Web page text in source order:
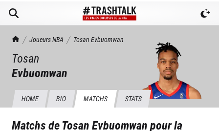
TrashTalk Actu NBA
Joueurs NBA Tosan Evbuomwan
Tosan
Evbuomwan
HOME BIO MATCHS STATS
Matchs deTosan Evbuomwanpour la